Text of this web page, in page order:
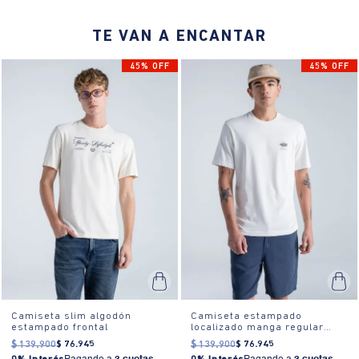
TE VAN A ENCANTAR
45% OFF
Camiseta slim algodón
estampado frontal
$ 139.900$ 76.945
45% OFF
Camiseta estampado
localizado manga regular
cuello redondo para hombre
$ 139.900$ 76.945